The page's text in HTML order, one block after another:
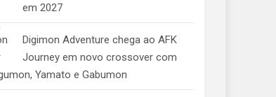
em 2027
Digimon Adventure chega ao AFK
Journey em novo crossover com
Yamato e Gabumon